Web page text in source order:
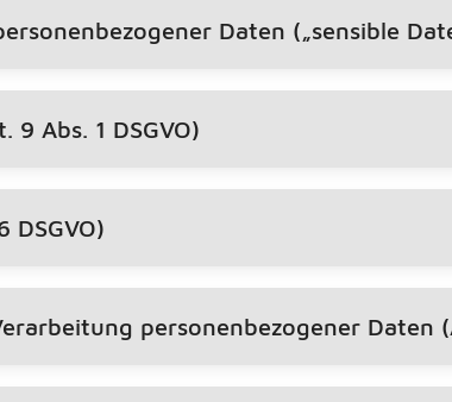
Daten („sensible
Abs. 1 DSGVO)
DSGVO)
personenbezogener Daten